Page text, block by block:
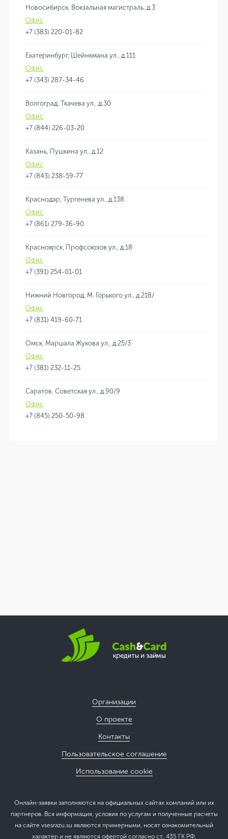
Новосибирск, Вокзальная магистраль, д.3
Офис
+7 (383) 220-01-82
Екатеринбург, Шейнкмана ул., д.111
Офис
+7 (343) 287-34-46
Волгоград, Ткачева ул., д.30
Офис
+7 (844) 226-03-20
Казань, Пушкина ул., д.12
Офис
+7 (843) 238-59-77
Краснодар, Тургенева ул., д.138
Офис
+7 (861) 279-36-90
Красноярск, Профсоюзов ул., д.18
Офис
+7 (391) 254-01-01
Нижний Новгород, М. Горького ул., д.218/
Офис
+7 (831) 419-60-71
Омск, Маршала Жукова ул., д.25/3
Офис
+7 (381) 232-11-25
Саратов, Советская ул., д.90/9
Офис
+7 (845) 250-50-98
Организации
О проекте
Контакты
Пользовательское соглашение
Использование cookie
Онлайн-заявки заполняются на официальных сайтах компаний или их
партнеров. Вся информация, условия по услугам и полученные расчеты
на сайте vsesrazu.su являются примерными, носят ознакомительный
характер и не являются офертой согласно ст. 435 ГК РФ.